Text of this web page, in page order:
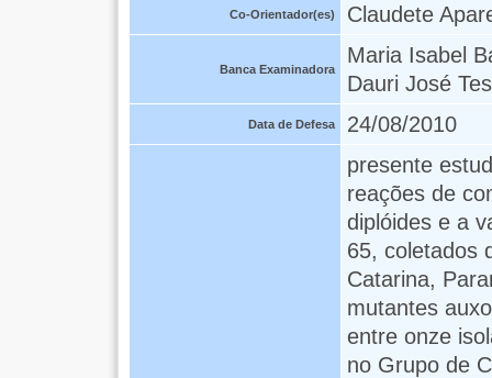
Co-Orientador(es) Claudete
Banca Examinadora
Maria Isabel
Dauri José
Data de Defesa 24/08/2010
presente
reações de
diplóides e a
65, coletados
Catarina,
mutantes
entre onze
no Grupo de